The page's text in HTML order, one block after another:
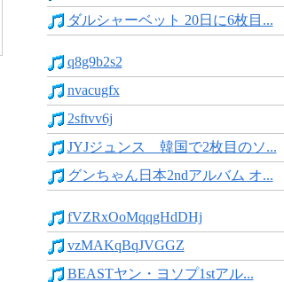
ダルシャーベット 20日に6枚目...
q8g9b2s2
nvacugfx
2sftvv6j
JYJジュンス 韓国で2枚目のソ...
グンちゃん日本2ndアルバム オ...
fVZRxOoMqqgHdDHj
vzMAKqBqJVGGZ
BEASTヤン・ヨソプ1stアル...